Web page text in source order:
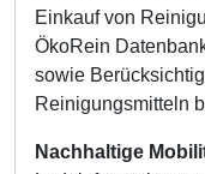
Einkauf von
ÖkoRein
sowie
Reinigungsmitteln
Nachhaltige